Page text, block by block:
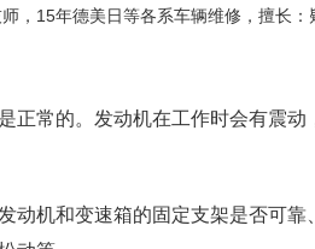
正常的。发动机在工作时会有震
动机和变速箱的固定支架是否可